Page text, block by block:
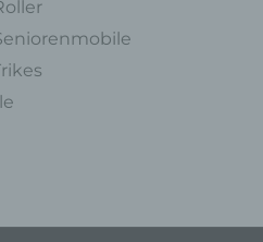
Verarbeitung
Daten verwendet